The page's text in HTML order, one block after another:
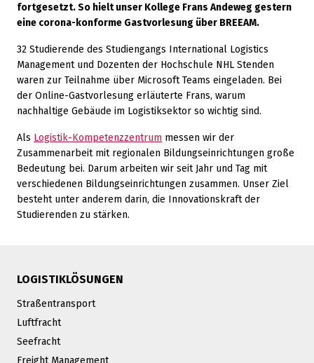
fortgesetzt. So hielt unser Kollege Frans Andeweg gestern
eine corona-konforme Gastvorlesung über BREEAM.
32 Studierende des Studiengangs International Logistics
Management und Dozenten der Hochschule NHL Stenden
waren zur Teilnahme über Microsoft Teams eingeladen. Bei
der Online-Gastvorlesung erläuterte Frans, warum
nachhaltige Gebäude im Logistiksektor so wichtig sind.
Als Logistik-Kompetenzzentrum messen wir der
Zusammenarbeit mit regionalen Bildungseinrichtungen große
Bedeutung bei. Darum arbeiten wir seit Jahr und Tag mit
verschiedenen Bildungseinrichtungen zusammen. Unser Ziel
besteht unter anderem darin, die Innovationskraft der
Studierenden zu stärken.
LOGISTIKLÖSUNGEN
Straßentransport
Luftfracht
Seefracht
Freight Management